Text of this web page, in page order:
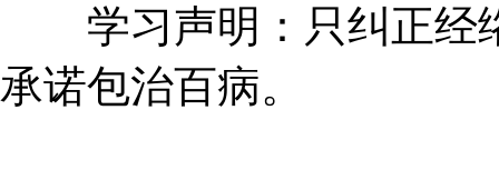
学习声明：只纠正经
承诺包治百病。